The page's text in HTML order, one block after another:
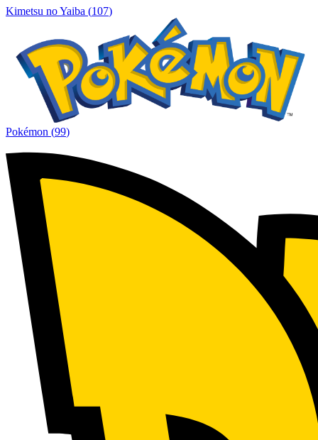
Kimetsu no Yaiba (107)
Pokémon (99)